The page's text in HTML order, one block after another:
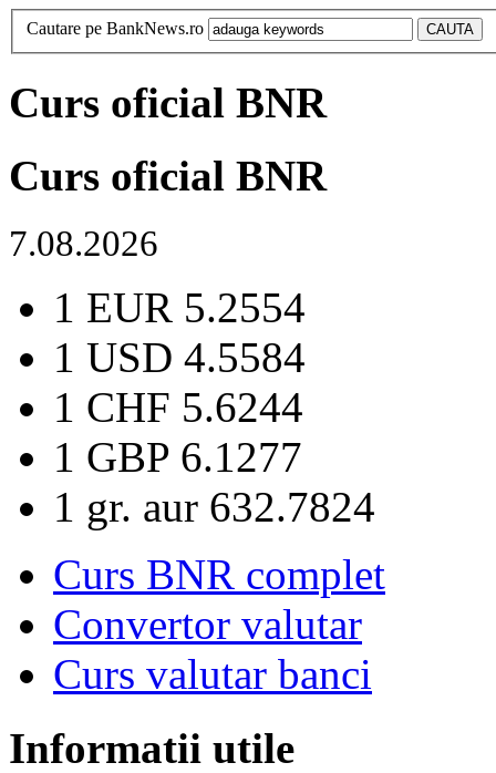
Cautare pe BankNews.ro
Curs oficial BNR
Curs oficial BNR
7.08.2026
1 EUR 5.2554
1 USD 4.5584
1 CHF 5.6244
1 GBP 6.1277
1 gr. aur 632.7824
Curs BNR complet
Convertor valutar
Curs valutar banci
Informatii utile